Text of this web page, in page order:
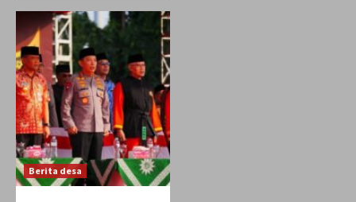
Berita desa